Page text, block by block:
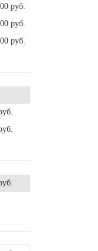
руб.
руб.
руб.